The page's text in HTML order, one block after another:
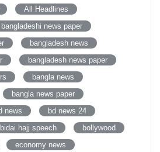
All Headlines
bangladeshi news paper
bangladesh news
bangladesh news paper
bangla news
bangla news paper
news
bd news 24
bidai hajj speech
bollywood
economy news